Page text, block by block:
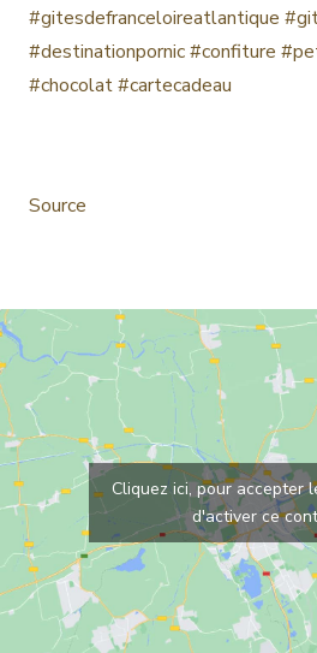
#gitesdefranceloireatlantique
#destinationpornic#confiture
#chocolat#cartecadeau
Source
Cliquez ici, pour accepter
d'activer ce